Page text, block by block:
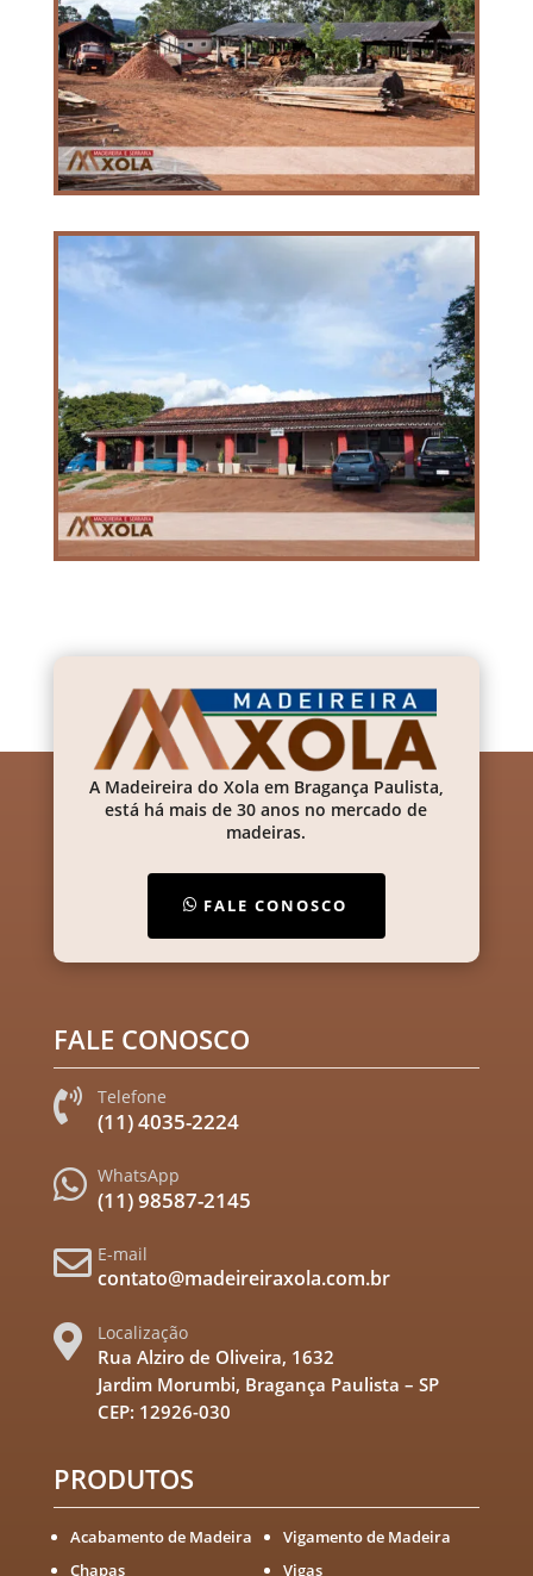
A Madeireira do Xola em Bragança Paulista,
está há mais de 30 anos no mercado de
madeiras.
FALE CONOSCO
FALE CONOSCO
 Telefone
(11) 4035-2224
 WhatsApp
(11) 98587-2145
 E-mail
contato@madeireiraxola.com.br
 Localização
Rua Alziro de Oliveira, 1632
Jardim Morumbi, Bragança Paulista – SP
CEP: 12926-030
PRODUTOS
Acabamento de Madeira
Chapas
Vigamento de Madeira
Vigas